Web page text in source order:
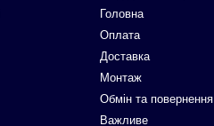
Головна
Оплата
Доставка
Монтаж
Обмін та повернення
Важливе